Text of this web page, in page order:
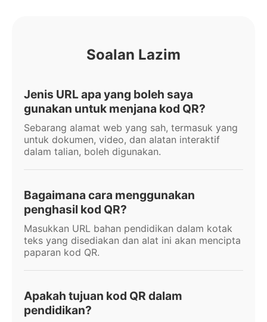
Soalan Lazim
Jenis URL apa yang boleh saya
gunakan untuk menjana kod QR?
Sebarang alamat web yang sah, termasuk yang
untuk dokumen, video, dan alatan interaktif
dalam talian, boleh digunakan.
Bagaimana cara menggunakan
penghasil kod QR?
Masukkan URL bahan pendidikan dalam kotak
teks yang disediakan dan alat ini akan mencipta
paparan kod QR.
Apakah tujuan kod QR dalam
pendidikan?